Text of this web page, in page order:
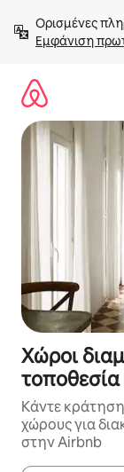
στο
περιεχόμενο
Εμφάνιση
Χώροι
Κάντε
χώρους για
στην Airbnb